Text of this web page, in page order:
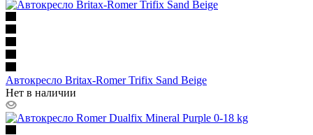
Автокресло Britax-Romer Trifix Sand Beige
Нет в наличии